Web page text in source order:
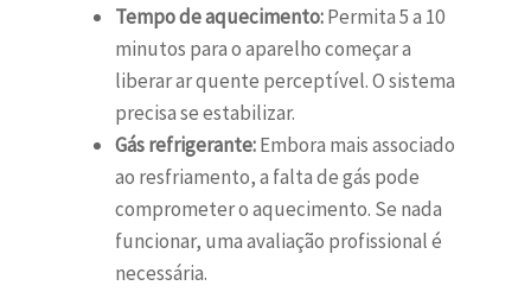
Tempo de aquecimento:Permita 5 a 10
minutos para o aparelho começar a
liberar ar quente perceptível. O sistema
precisa se estabilizar.
Gás refrigerante:Embora mais associado
ao resfriamento, a falta de gás pode
comprometer o aquecimento. Se nada
funcionar, uma avaliação profissional é
necessária.